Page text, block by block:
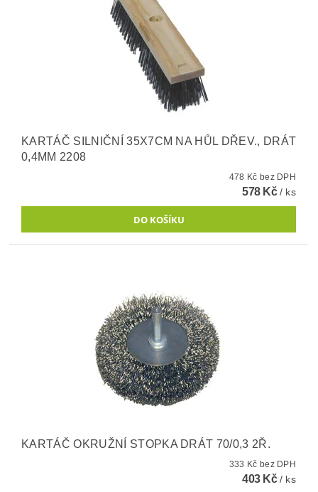
KARTÁČ SILNIČNÍ 35X7CM NA HŮL DŘEV., DRÁT
0,4MM 2208
478 Kč bez DPH
578 Kč/ ks
KARTÁČ OKRUŽNÍ STOPKA DRÁT 70/0,3 2Ř.
333 Kč bez DPH
403 Kč/ ks